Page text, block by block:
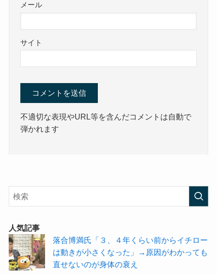
メール
サイト
不適切な表現やURL等を含んだコメントは自動で
弾かれます
人気記事
落合博満氏「３、４年くらい前からイチロー
は動きが小さくなった」→原因がわかっても
直せないのが身体の衰え